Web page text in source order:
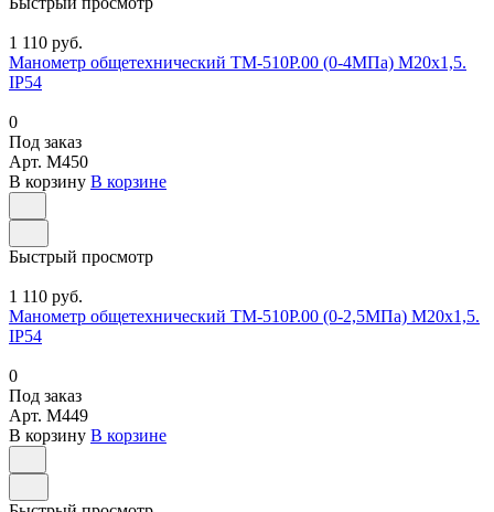
1 110 руб.
Манометр общетехнический ТМ-510Р.00 (0-4МПа) М20х1,5.
IP54
0
Под заказ
Арт. M450
В корзину В корзине
Быстрый просмотр
1 110 руб.
Манометр общетехнический ТМ-510Р.00 (0-2,5МПа) М20х1,5.
IP54
0
Под заказ
Арт. M449
В корзину В корзине